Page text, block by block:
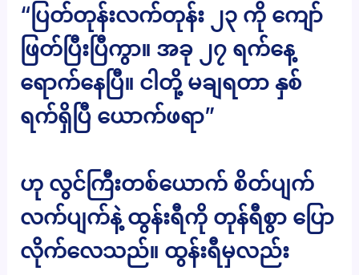
“​ပြတ်တုန်းလက်တုန်း ၂၃ ကို ကျော်
ဖြတ်ပြီးပြီကွာ။ အခု ၂၇ ရက်နေ့
ရောက်နေပြီ။ ငါတို့ မချရတာ နှစ်
ရက်ရှိပြီ ယောက်ဖရာ”
ဟု လွင်ကြီးတစ်ယောက် စိတ်ပျက်
လက်ပျက်နဲ့ ထွန်းရီကို တုန်ရီစွာ ပြော
လိုက်လေသည်။ ထွန်းရီမှလည်း